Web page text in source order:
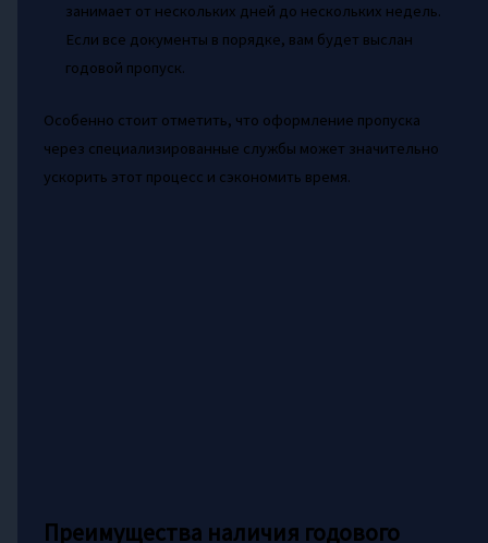
занимает от нескольких дней до нескольких недель.
Если все документы в порядке, вам будет выслан
годовой пропуск.
Особенно стоит отметить, что оформление пропуска
через специализированные службы может значительно
ускорить этот процесс и сэкономить время.
Преимущества наличия годового